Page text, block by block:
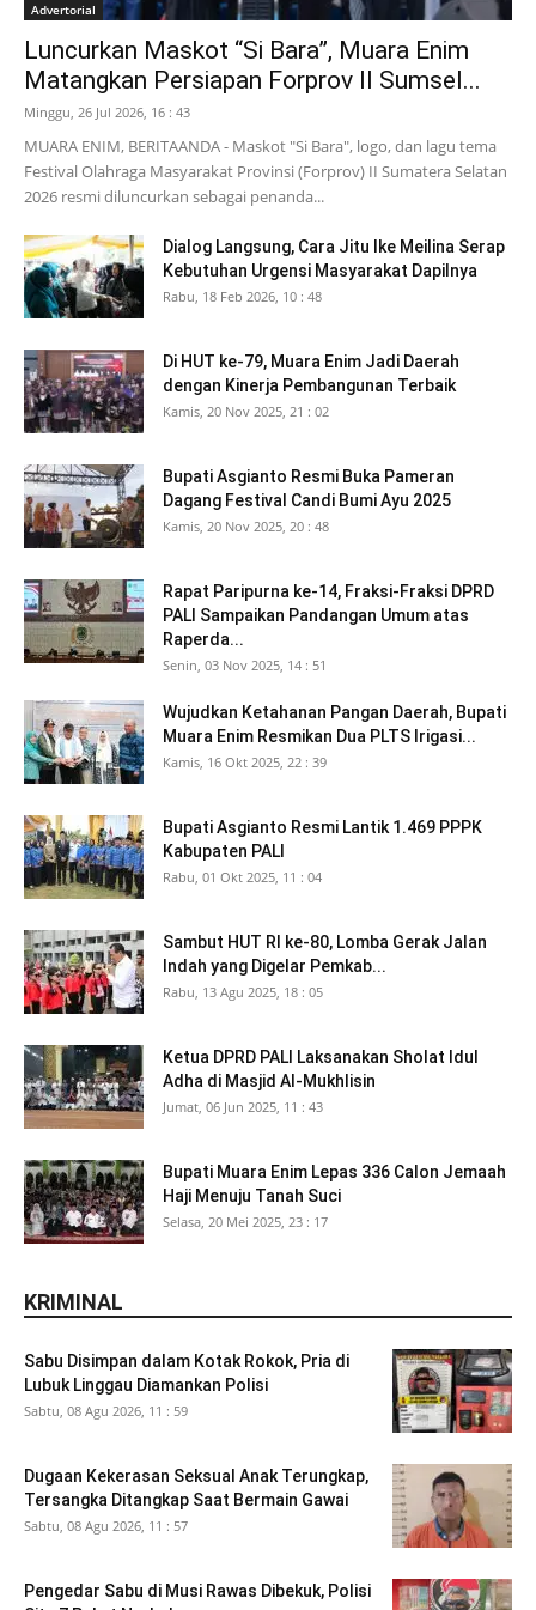
Advertorial
Luncurkan Maskot “Si Bara”, Muara Enim
Matangkan Persiapan Forprov II Sumsel...
Minggu, 26 Jul 2026, 16 : 43
MUARA ENIM, BERITAANDA - Maskot "Si Bara", logo, dan lagu tema
Festival Olahraga Masyarakat Provinsi (Forprov) II Sumatera Selatan
2026 resmi diluncurkan sebagai penanda...
Dialog Langsung, Cara Jitu Ike Meilina Serap
Kebutuhan Urgensi Masyarakat Dapilnya
Rabu, 18 Feb 2026, 10 : 48
Di HUT ke-79, Muara Enim Jadi Daerah
dengan Kinerja Pembangunan Terbaik
Kamis, 20 Nov 2025, 21 : 02
Bupati Asgianto Resmi Buka Pameran
Dagang Festival Candi Bumi Ayu 2025
Kamis, 20 Nov 2025, 20 : 48
Rapat Paripurna ke-14, Fraksi-Fraksi DPRD
PALI Sampaikan Pandangan Umum atas
Raperda...
Senin, 03 Nov 2025, 14 : 51
Wujudkan Ketahanan Pangan Daerah, Bupati
Muara Enim Resmikan Dua PLTS Irigasi...
Kamis, 16 Okt 2025, 22 : 39
Bupati Asgianto Resmi Lantik 1.469 PPPK
Kabupaten PALI
Rabu, 01 Okt 2025, 11 : 04
Sambut HUT RI ke-80, Lomba Gerak Jalan
Indah yang Digelar Pemkab...
Rabu, 13 Agu 2025, 18 : 05
Ketua DPRD PALI Laksanakan Sholat Idul
Adha di Masjid Al-Mukhlisin
Jumat, 06 Jun 2025, 11 : 43
Bupati Muara Enim Lepas 336 Calon Jemaah
Haji Menuju Tanah Suci
Selasa, 20 Mei 2025, 23 : 17
KRIMINAL
Sabu Disimpan dalam Kotak Rokok, Pria di
Lubuk Linggau Diamankan Polisi
Sabtu, 08 Agu 2026, 11 : 59
Dugaan Kekerasan Seksual Anak Terungkap,
Tersangka Ditangkap Saat Bermain Gawai
Sabtu, 08 Agu 2026, 11 : 57
Pengedar Sabu di Musi Rawas Dibekuk, Polisi